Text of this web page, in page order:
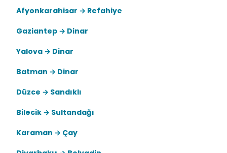
Afyonkarahisar → Refahiye
Gaziantep → Dinar
Yalova → Dinar
Batman → Dinar
Düzce → Sandıklı
Bilecik → Sultandağı
Karaman → Çay